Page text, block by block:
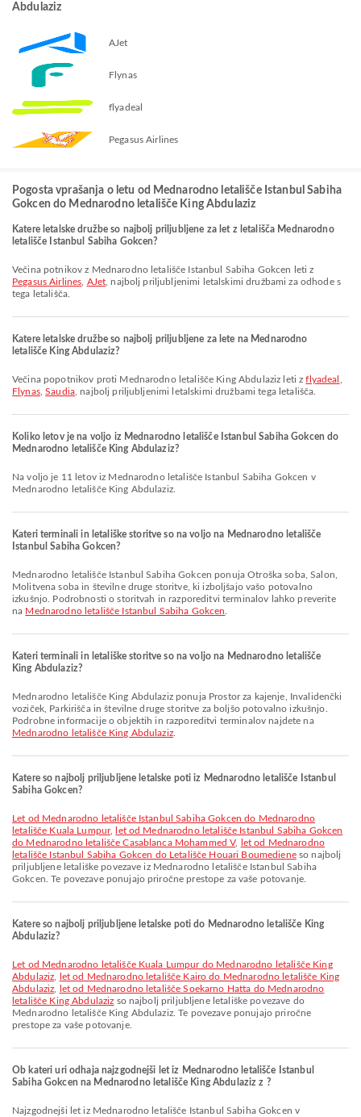
Abdulaziz
AJet
Flynas
flyadeal
Pegasus Airlines
Pogosta vprašanja o letu od Mednarodno letališče Istanbul Sabiha
Gokcen do Mednarodno letališče King Abdulaziz
Katere letalske družbe so najbolj priljubljene za let z letališča Mednarodno
letališče Istanbul Sabiha Gokcen?
Večina potnikov z Mednarodno letališče Istanbul Sabiha Gokcen leti z
Pegasus Airlines AJet , najbolj priljubljenimi letalskimi družbami za odhode s
tega letališča.
Katere letalske družbe so najbolj priljubljene za lete na Mednarodno
letališče King Abdulaziz?
Večina popotnikov proti Mednarodno letališče King Abdulaziz leti zflyadeal
Flynas,Saudia, najbolj priljubljenimi letalskimi družbami tega letališča.
Koliko letov je na voljo iz Mednarodno letališče Istanbul Sabiha Gokcen do
Mednarodno letališče King Abdulaziz?
Na voljo je 11 letov iz Mednarodno letališče Istanbul Sabiha Gokcen v
Mednarodno letališče King Abdulaziz.
Kateri terminali in letališke storitve so na voljo na Mednarodno letališče
Istanbul Sabiha Gokcen?
Mednarodno letališče Istanbul Sabiha Gokcen ponuja Otroška soba, Salon,
Molitvena soba in številne druge storitve, ki izboljšajo vašo potovalno
izkušnjo. Podrobnosti o storitvah in razporeditvi terminalov lahko preverite
na Mednarodno letališče Istanbul Sabiha Gokcen
Kateri terminali in letališke storitve so na voljo na Mednarodno letališče
King Abdulaziz?
Mednarodno letališče King Abdulaziz ponuja Prostor za kajenje, Invalidenčki
voziček, Parkirišča in številne druge storitve za boljšo potovalno izkušnjo.
Podrobne informacije o objektih in razporeditvi terminalov najdete na
Mednarodno letališče King Abdulaziz.
Katere so najbolj priljubljene letalske poti iz Mednarodno letališče Istanbul
Sabiha Gokcen?
let od Mednarodno letališče Istanbul Sabiha Gokcen do Mednarodno
letališče Kuala Lumpur,
let od Mednarodno letališče Istanbul Sabiha Gokcen
do Mednarodno letališče Casablanca Mohammed V,
let od Mednarodno
letališče Istanbul Sabiha Gokcen do Letališče Houari Boumedieneso najbolj
priljubljene letališke povezave iz Mednarodno letališče Istanbul Sabiha
Gokcen. Te povezave ponujajo priročne prestope za vaše potovanje.
Katere so najbolj priljubljene letalske poti do Mednarodno letališče King
Abdulaziz?
let od Mednarodno letališče Kuala Lumpur do Mednarodno letališče King
Abdulaziz
let od Mednarodno letališče Kairo do Mednarodno letališče King
Abdulaziz
let od Mednarodno letališče Soekarno Hatta do Mednarodno
letališče King Abdulaziz so najbolj priljubljene letališke povezave do
Mednarodno letališče King Abdulaziz. Te povezave ponujajo priročne
prestope za vaše potovanje.
Ob kateri uri odhaja najzgodnejši let iz Mednarodno letališče Istanbul
Sabiha Gokcen na Mednarodno letališče King Abdulaziz z ?
Najzgodnejši let iz Mednarodno letališče Istanbul Sabiha Gokcen v